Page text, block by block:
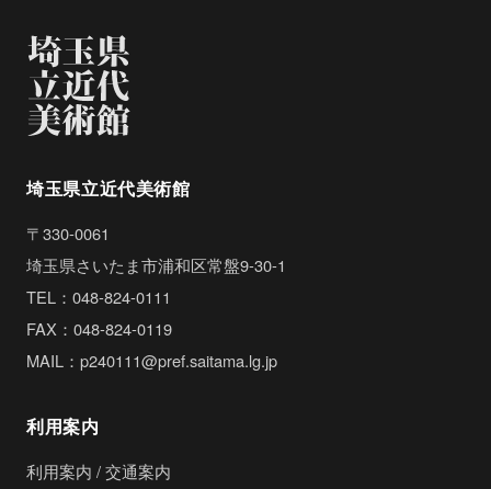
埼玉県立近代美術館
〒330-0061
埼玉県さいたま市浦和区常盤9-30-1
TEL：048-824-0111
FAX：048-824-0119
MAIL：p240111@pref.saitama.lg.jp
利用案内
利用案内 / 交通案内